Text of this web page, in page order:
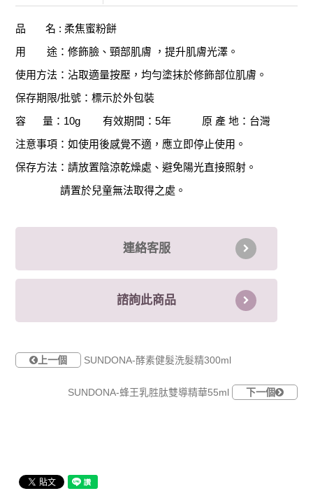
品 名 : 柔焦蜜粉餅
用 途：修飾臉、頸部肌膚 ，提升肌膚光澤。
使用方法：沾取適量按壓，均勻塗抹於修飾部位肌膚。
保存期限/批號：標示於外包裝
容 量：10g 有效期間：5年 原 產 地：台灣
注意事項：如使用後感覺不適，應立即停止使用。
保存方法：請放置陰涼乾燥處、避免陽光直接照射。
請置於兒童無法取得之處。
連絡客服
諮詢此商品
上一個 SUNDONA-酵素健髮洗髮精300ml
SUNDONA-蜂王乳胜肽雙導精華55ml 下一個